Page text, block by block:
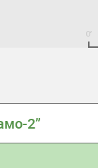
2”